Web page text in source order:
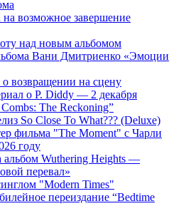
возможное завершение
над новым альбомом
Вани Дмитриенко «Эмоции
возвращении на сцену
о P. Diddy — 2 декабря
The Reckoning”
So Close To What??? (Deluxe)
фильма "The Moment" с Чарли
году
Wuthering Heights —
перевал»
"Modern Times"
переиздание “Bedtime